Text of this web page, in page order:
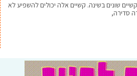
שונים בשינה. קשיים אלה יכולים להשפיע לא
סדירה,